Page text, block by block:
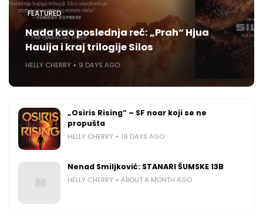
FEATURED
Nada kao poslednja reč: „Prah“ Hjua
Hauija i kraj trilogije Silos
HELLY CHERRY 9 DAYS AGO
„Osiris Rising“ – SF noar koji se ne
propušta
HELLY CHERRY 19 DAYS AGO
Nenad Smiljković: STANARI ŠUMSKE 13B
HELLY CHERRY ABOUT A MONTH AGO